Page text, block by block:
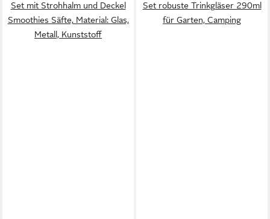
Set mit Strohhalm und Deckel
Smoothies Säfte, Material: Glas,
Metall, Kunststoff
Set robuste Trinkgläser 290ml
für Garten, Camping